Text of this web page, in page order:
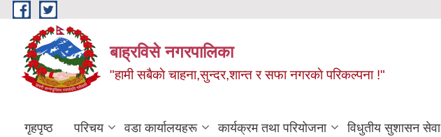
Skip to main content
बाह्रविसे नगरपालिका
"हामी सबैकाे चाहना,सुन्दर,शान्त र सफा नगरकाे परिकल्पना !"
गृहपृष्ठ परिचय वडा कार्यालयहरू कार्यक्रम तथा परियोजना विधुतीय सुशासन सेवा